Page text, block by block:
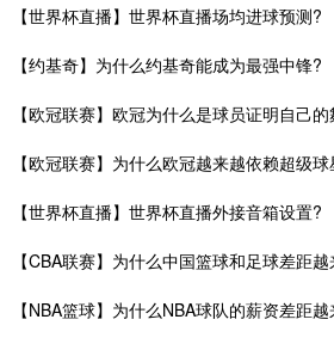
【世界杯直播】世界杯直播场均进球预测?
【约基奇】为什么约基奇能成为最强中锋?
【欧冠联赛】欧冠为什么是球员证明自己
【欧冠联赛】为什么欧冠越来越依赖超级球
【世界杯直播】世界杯直播外接音箱设置?
【CBA联赛】为什么中国篮球和足球差距
【NBA篮球】为什么NBA球队的薪资差距